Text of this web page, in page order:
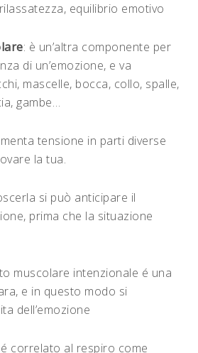
equilibrio emotivo
: è un’altra componente per
di un’emozione, e va
mascelle, bocca, collo, spalle,
gambe…
tensione in parti diverse
la tua.
si può anticipare il
prima che la situazione
muscolare intenzionale é una
e in questo modo si
dell’emozione
é correlato al respiro come